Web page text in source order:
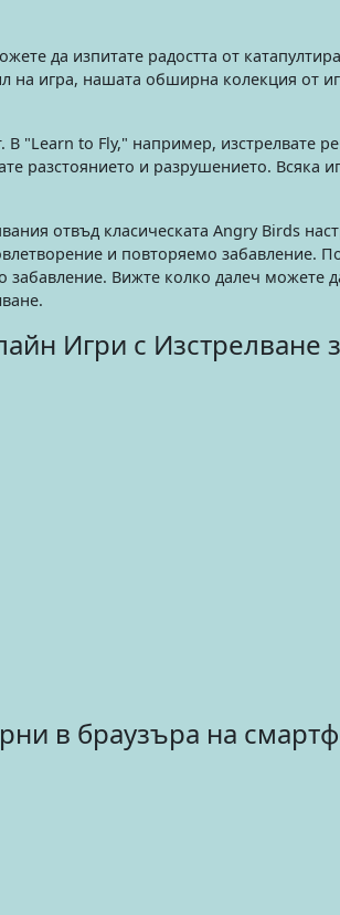
да изпитате радостта от
на игра, нашата обширна колекция от
В "Learn to Fly," например,
разстоянието и разрушението. Всяка
отвъд класическата Angry Birds
и повторяемо забавление.
Вижте колко далеч можете
Игри с Изстрелване
в браузъра на